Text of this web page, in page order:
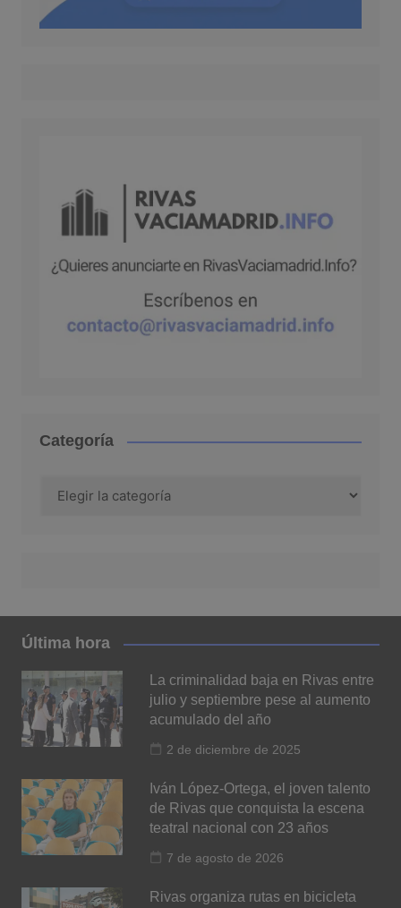
Categoría
Última hora
La criminalidad baja en Rivas entre
julio y septiembre pese al aumento
acumulado del año
2 de diciembre de 2025
Iván López-Ortega, el joven talento
de Rivas que conquista la escena
teatral nacional con 23 años
7 de agosto de 2026
Rivas organiza rutas en bicicleta